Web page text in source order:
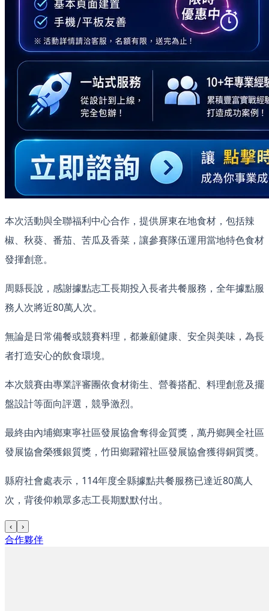
本次活動與全聯福利中心合作，提供屏東在地食材，包括辣
椒、秋葵、番茄、苦瓜及香菜，讓參賽隊伍運用當地特色食材
發揮創意。
周縣長說，感謝據點志工長期投入長者共餐服務，全年據點服
務人次將近80萬人次。
無論是日常備餐或競賽料理，都兼顧健康、安全與美味，為長
者打造安心的飲食環境。
本次競賽由專業評審團依食材衛生、營養搭配、料理創意及擺
盤設計等面向評選，競爭激烈。
最終由內埔鄉東寧社區發展協會奪得金質獎，萬丹鄉興全社區
發展協會榮獲銀質獎，竹田鄉糶糴社區發展協會獲得銅質獎。
縣府社會處表示，114年度全縣據點共餐服務已達近80萬人
次，背後仰賴眾多志工長期默默付出。
‹ ›
合作夥伴